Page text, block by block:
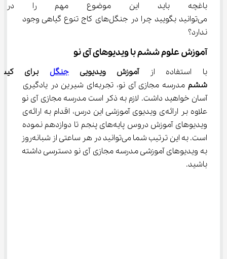
باغچه‌ باید این موضوع مهم را
می‌توانید بگویید چرا در جنگل‌های کاج تنوع گیاهی وجود
ندارد؟
آموزش علوم ششم با ویدیوهای آی نو
با استفاده از آموزش ویدیویی جنگل برای
ششم
مدرسه مجازی آی نو، تجربه‌ای شیرین در یادگیری
آسان خواهید داشت. لازم به ذکر است مدرسه مجازی آی نو
علاوه بر ارائه‌ی ویدیوی آموزشی این درس، اقدام به ارائه‌ی
ویدیوهای آموزش دروس پایه‌های پنجم تا دوازدهم نموده
است. به این ترتیب شما می‌توانید در هر ساعتی از شبانه‌روز
به ویدیوهای آموزشی مدرسه مجازی آی نو دسترسی داشته
باشید.